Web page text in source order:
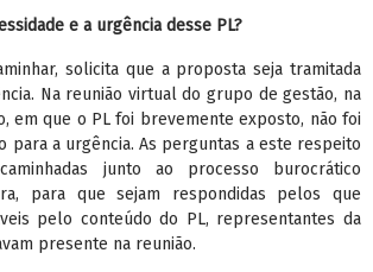
e a urgência desse PL?
solicita que a proposta seja tramitada
Na reunião virtual do grupo de gestão, na
em que o PL foi brevemente exposto, não foi
para a urgência. As perguntas a este respeito
junto ao processo burocrático
para que sejam respondidas pelos que
pelo conteúdo do PL, representantes da
presente na reunião.